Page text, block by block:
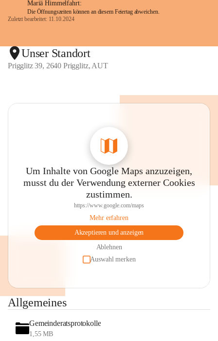
Mariä Himmelfahrt:
Die Öffnungszeiten können an diesem Feiertag abweichen.
Zuletzt bearbeitet: 11.10.2024
Unser Standort
Prigglitz 39, 2640 Prigglitz, AUT
Um Inhalte von Google Maps anzuzeigen,
musst du der Verwendung externer Cookies
zustimmen.
https://www.google.com/maps
Mehr erfahren
Akzeptieren und anzeigen
Ablehnen
Auswahl merken
Allgemeines
Gemeinderatsprotokolle
1,55 MB